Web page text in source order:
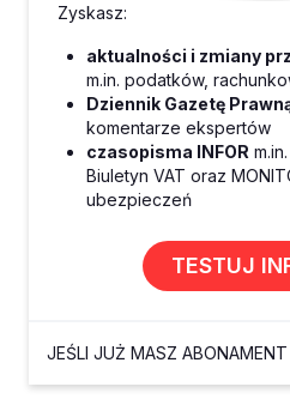
Zyskasz:
aktualności i zmiany
m.in. podatków,
Dziennik Gazetę
komentarze ekspertów
czasopisma INFOR
Biuletyn VAT oraz
ubezpieczeń
TESTUJ
JEŚLI JUŻ MASZ ABONAMENT